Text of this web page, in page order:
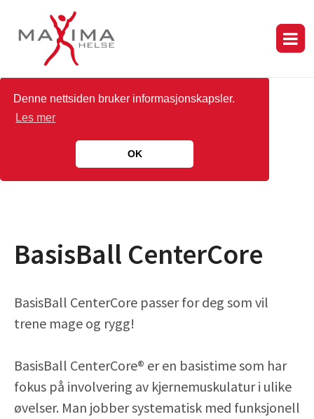
Denne nettsiden bruker informasjonskapsler.
Les mer
OK
BasisBall CenterCore
BasisBall CenterCore passer for deg som vil
trene mage og rygg!
BasisBall CenterCore® er en basistime som har
fokus på involvering av kjernemuskulatur i ulike
øvelser. Man jobber systematisk med funksjonell